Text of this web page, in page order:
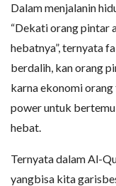
Dalam menjalanin
“Dekati orang pintar
hebatnya”, ternyata
berdalih, kan orang
karna ekonomi
power untuk
hebat.
Ternyata dalam Al-
yangbisa kita